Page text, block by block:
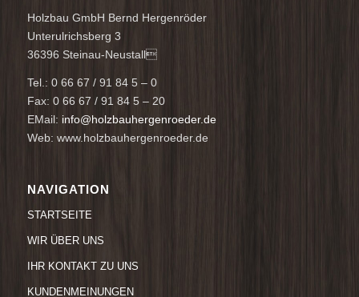
Holzbau GmbH Bernd Hergenröder
Unterulrichsberg 3
36396 Steinau-Neustall
Tel.: 0 66 67 / 91 84 5 – 0
Fax: 0 66 67 / 91 84 5 – 20
EMail: info@holzbauhergenroeder.de
Web: www.holzbauhergenroeder.de
NAVIGATION
STARTSEITE
WIR ÜBER UNS
IHR KONTAKT ZU UNS
KUNDENMEINUNGEN